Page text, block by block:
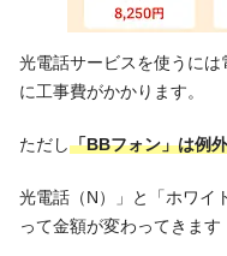
光電話サービスを使うに
に工事費がかかります。
ただし「BBフォン」は例
光電話（N）」と「ホワイ
って金額が変わってきます